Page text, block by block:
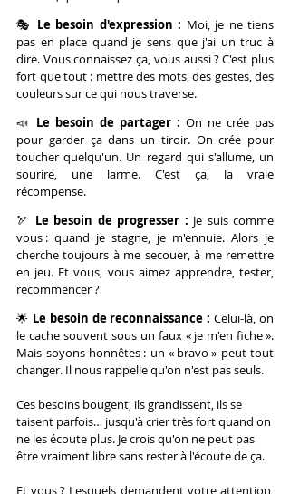
🎭 Le besoin d'expression : Moi, je ne tiens
pas en place quand je sens que j'ai un truc à
dire. Vous connaissez ça, vous aussi ? C'est plus
fort que tout : mettre des mots, des gestes, des
couleurs sur ce qui nous traverse.
📣 Le besoin de partager : On ne crée pas
pour garder ça dans un tiroir. On crée pour
toucher quelqu'un. Un regard qui s'allume, un
sourire, une larme. C'est ça, la vraie
récompense.
🏹 Le besoin de progresser : Je suis comme
vous : quand je stagne, je m'ennuie. Alors je
cherche toujours à me secouer, à me remettre
en jeu. Et vous, vous aimez apprendre, tester,
recommencer ?
🌟 Le besoin de reconnaissance : Celui-là, on
le cache souvent sous un faux « je m'en fiche ».
Mais soyons honnêtes : un « bravo » peut tout
changer. Il nous rappelle qu'on n'est pas seuls.
Ces besoins bougent, ils grandissent, ils se
taisent parfois… jusqu'à crier très fort quand on
ne les écoute plus. Je crois qu'on ne peut pas
être vraiment libre sans rester à l'écoute de ça.
Et vous ? Lesquels demandent votre attention,